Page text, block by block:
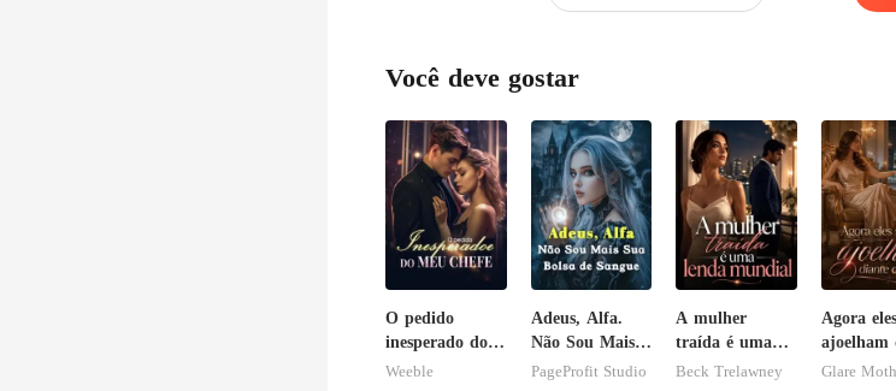
Você deve gostar
O pedido
inesperado do
meu chefe
Weeble
Adeus, Alfa.
Não Sou Mais
Sua Bolsa de
PageProfit Studio
A mulher
traída é uma
lenda mundial
Beck Trelawney
Agora
ajoelham
de mim
Glare Moth